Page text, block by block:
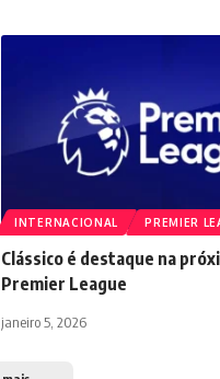
INTERNACIONAL PREMIER
Clássico é destaque na
Premier League
janeiro 5, 2026